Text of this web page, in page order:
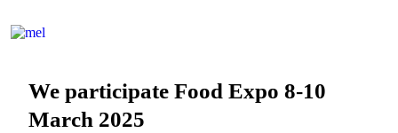
We participate Food Expo 8-10
March 2025